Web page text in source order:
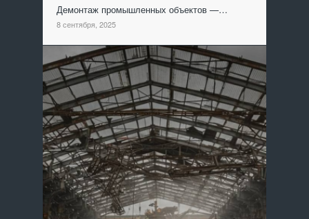
Демонтаж промышленных объектов —…
8 сентября, 2025